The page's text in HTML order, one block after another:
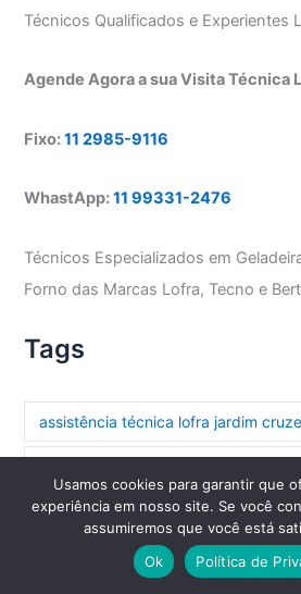
Técnicos Qualificados e Experientes
Agende Agora a sua Visita Técnica
Fixo:11 2985-9116
WhastApp:11 99331-2476
Técnicos Especializados em
Forno das Marcas Lofra, Tecno e
Tags
assistência técnica lofra jardim
assistência técnica lofra paraíso
assistência técnica lofra paraíso do
Usamos cookies para garantir que
experiência em nosso site. Se você
assumiremos que você está
Ok
Política de